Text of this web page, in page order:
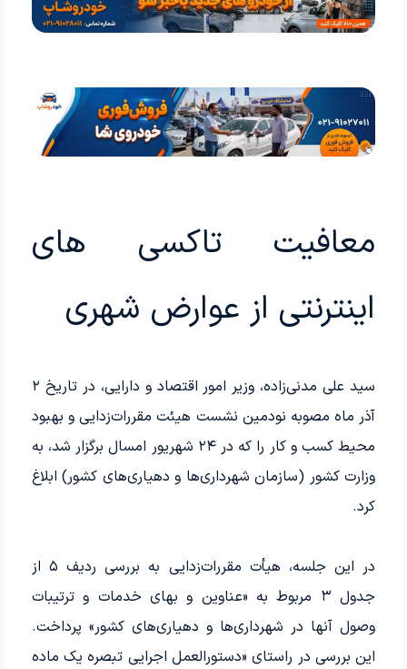
معافیت تاکسی های
اینترنتی از عوارض شهری
سید علی مدنی‌زاده، وزیر امور اقتصاد و دارایی، در تاریخ ۲
آذر ماه مصوبه نودمین نشست هیئت مقررات‌زدایی و بهبود
محیط کسب و کار را که در ۲۴ شهریور امسال برگزار شد، به
وزارت کشور (سازمان شهرداری‌ها و دهیاری‌های کشور) ابلاغ
کرد.
در این جلسه، هیأت مقررات‌زدایی به بررسی ردیف ۵ از
جدول ۳ مربوط به «عناوین و بهای خدمات و ترتیبات
وصول آنها در شهرداری‌ها و دهیاری‌های کشور» پرداخت.
این بررسی در راستای «دستورالعمل اجرایی تبصره یک ماده